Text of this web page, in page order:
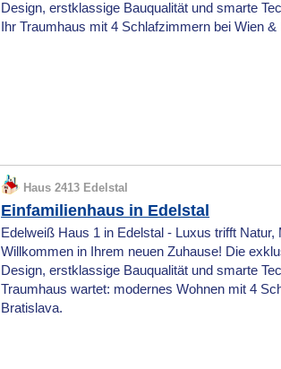
Design, erstklassige Bauqualität und smarte
Ihr Traumhaus mit 4 Schlafzimmern bei Wien &
Haus 2413 Edelstal
Einfamilienhaus in Edelstal
Edelweiß Haus 1 in Edelstal - Luxus trifft
Willkommen in Ihrem neuen Zuhause! Die
Design, erstklassige Bauqualität und smarte
Traumhaus wartet: modernes Wohnen mit 4
Bratislava.